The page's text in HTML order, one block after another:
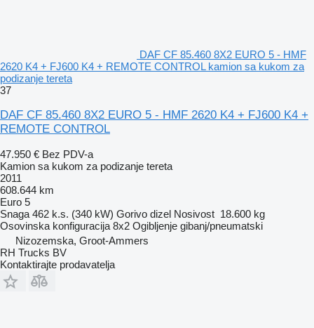
DAF CF 85.460 8X2 EURO 5 - HMF
2620 K4 + FJ600 K4 + REMOTE CONTROL kamion sa kukom za
podizanje tereta
37
DAF CF 85.460 8X2 EURO 5 - HMF 2620 K4 + FJ600 K4 +
REMOTE CONTROL
47.950 € Bez PDV-a
Kamion sa kukom za podizanje tereta
2011
608.644 km
Euro 5
Snaga 462 k.s. (340 kW) Gorivo dizel Nosivost 18.600 kg
Osovinska konfiguracija 8x2 Ogibljenje gibanj/pneumatski
Nizozemska, Groot-Ammers
RH Trucks BV
Kontaktirajte prodavatelja